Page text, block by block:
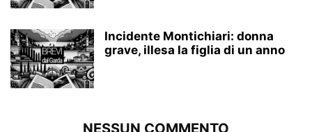
Incidente Montichiari: donna
grave, illesa la figlia di un anno